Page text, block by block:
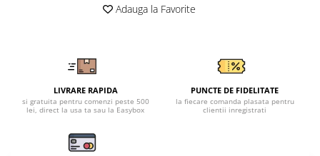
Pantaloni de lucru
Sorturi impermeabile
Pantaloni de lucru in talie
Pentru sudura
Adauga la Favorite
LIVRARE RAPIDA
si gratuita pentru comenzi peste 500
lei, direct la usa ta sau la Easybox
PUNCTE DE FIDELITATE
la fiecare comanda plasata pentru
clientii inregistrati